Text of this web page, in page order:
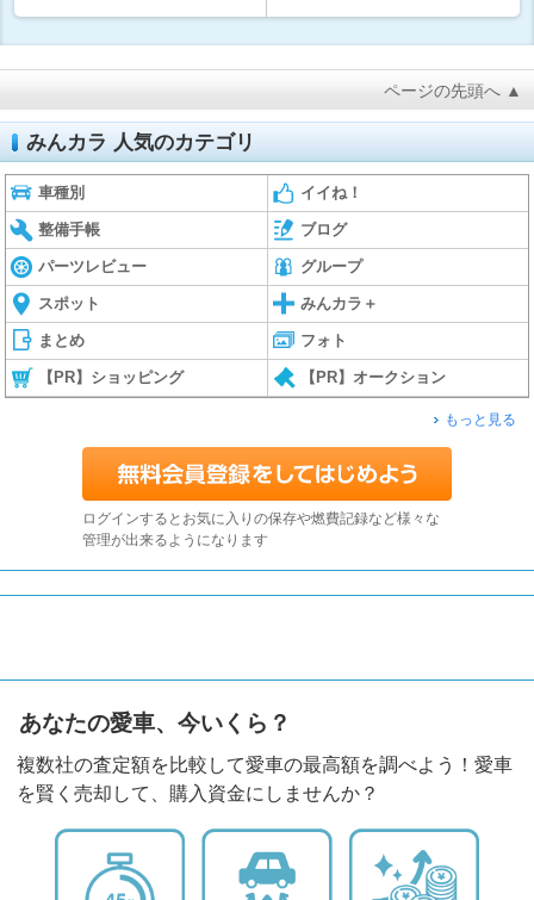
ページの先頭へ ▲
みんカラ 人気のカテゴリ
車種別 イイね！
整備手帳 ブログ
パーツレビュー グループ
スポット みんカラ＋
まとめ フォト
【PR】ショッピング 【PR】オークション
もっと見る
ログインするとお気に入りの保存や燃費記録など様々な
管理が出来るようになります
あなたの愛車、今いくら？
複数社の査定額を比較して愛車の最高額を調べよう！愛車
を賢く売却して、購入資金にしませんか？